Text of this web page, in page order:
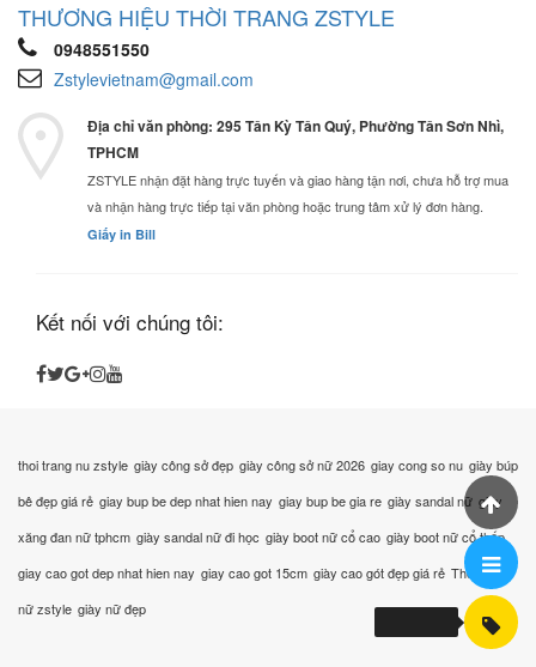
THƯƠNG HIỆU THỜI TRANG ZSTYLE
0948551550
Zstylevietnam@gmail.com
Địa chỉ văn phòng: 295 Tân Kỳ Tân Quý, Phường Tân Sơn Nhì,
TPHCM
ZSTYLE nhận đặt hàng trực tuyến và giao hàng tận nơi, chưa hỗ trợ mua
và nhận hàng trực tiếp tại văn phòng hoặc trung tâm xử lý đơn hàng.
Giấy in Bill
Kết nối với chúng tôi:
thoi trang nu zstyle giày công sở đẹp giày công sở nữ 2026 giay cong so nu giày búp
bê đẹp giá rẻ giay bup be dep nhat hien nay giay bup be gia re giày sandal nữ giày
xăng đan nữ tphcm giày sandal nữ đi học giày boot nữ cổ cao giày boot nữ cổ thấp
giay cao got dep nhat hien nay giay cao got 15cm giày cao gót đẹp giá rẻ Thời trang
nữ zstyle giày nữ đẹp